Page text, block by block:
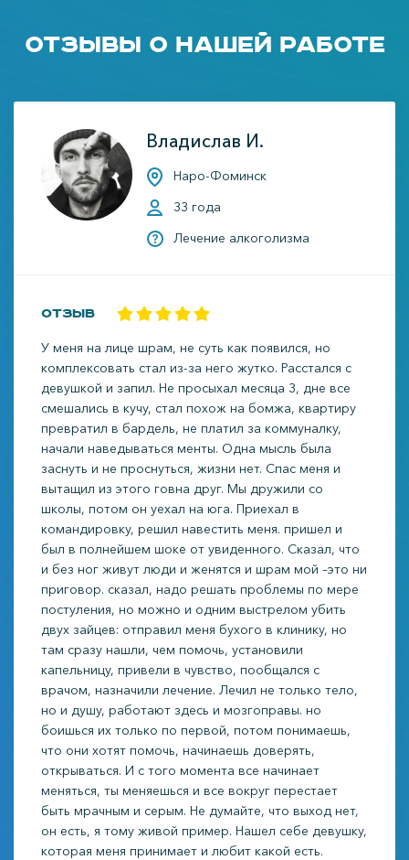
Отзывы о нашей работе
Владислав И.
Наро-Фоминск
33 года
Лечение алкоголизма
Отзыв
У меня на лице шрам, не суть как появился, но
комплексовать стал из-за него жутко. Расстался с
девушкой и запил. Не просыхал месяца 3, дне все
смешались в кучу, стал похож на бомжа, квартиру
превратил в бардель, не платил за коммуналку,
начали наведываться менты. Одна мысль была
заснуть и не проснуться, жизни нет. Спас меня и
вытащил из этого говна друг. Мы дружили со
школы, потом он уехал на юга. Приехал в
командировку, решил навестить меня. пришел и
был в полнейшем шоке от увиденного. Сказал, что
и без ног живут люди и женятся и шрам мой –это ни
приговор. сказал, надо решать проблемы по мере
постуления, но можно и одним выстрелом убить
двух зайцев: отправил меня бухого в клинику, но
там сразу нашли, чем помочь, установили
капельницу, привели в чувство, пообщался с
врачом, назначили лечение. Лечил не только тело,
но и душу, работают здесь и мозгоправы. но
боишься их только по первой, потом понимаешь,
что они хотят помочь, начинаешь доверять,
открываться. И с того момента все начинает
меняться, ты меняешься и все вокруг перестает
быть мрачным и серым. Не думайте, что выход нет,
он есть, я тому живой пример. Нашел себе девушку,
которая меня принимает и любит какой есть.